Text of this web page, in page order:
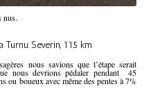
nus.
Severin, 115 km
nous savions que l’étape serait
nous devrions pédaler pendant 45
ou boueux avec même des pentes à 7%